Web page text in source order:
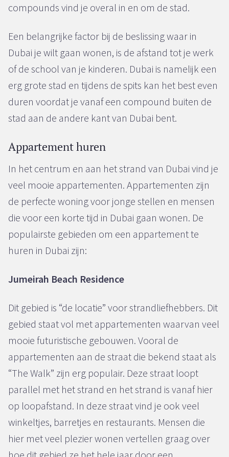
compounds vind je overal in en om de stad.
Een belangrijke factor bij de beslissing waar in
Dubai je wilt gaan wonen, is de afstand tot je werk
of de school van je kinderen. Dubai is namelijk een
erg grote stad en tijdens de spits kan het best even
duren voordat je vanaf een compound buiten de
stad aan de andere kant van Dubai bent.
Appartement huren
In het centrum en aan het strand van Dubai vind je
veel mooie appartementen. Appartementen zijn
de perfecte woning voor jonge stellen en mensen
die voor een korte tijd in Dubai gaan wonen. De
populairste gebieden om een appartement te
huren in Dubai zijn:
Jumeirah Beach Residence
Dit gebied is “de locatie” voor strandliefhebbers. Dit
gebied staat vol met appartementen waarvan veel
mooie futuristische gebouwen. Vooral de
appartementen aan de straat die bekend staat als
“The Walk” zijn erg populair. Deze straat loopt
parallel met het strand en het strand is vanaf hier
op loopafstand. In deze straat vind je ook veel
winkeltjes, barretjes en restaurants. Mensen die
hier met veel plezier wonen vertellen graag over